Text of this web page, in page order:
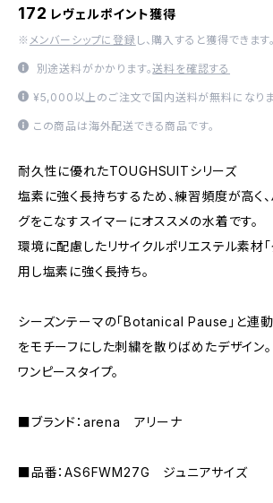
172 レヴェルポイント獲得
※ メンバーシップに登録 し、購入すると獲得できます。
別途送料がかかります。送料を確認する
¥5,000以上のご注文で国内送料が無料になりま
この商品は海外配送できる商品です。
耐久性に優れたTOUGHSUITシリーズ
塩素に強く長持ちするため、練習頻度が高く
グをこなすスイマーにオススメの水着です。
環境に配慮したリサイクルポリエステル素材「
用し塩素に強く長持ち。
シーズンテーマの「Botanical Pause」と連動
をモチーフにした刺繍を散りばめたデザイン。
ワンピースタイプ。
■ブランド：arena アリーナ
■品番：AS6FWM27G ジュニアサイズ